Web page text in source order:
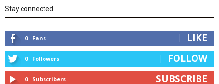
Stay connected
0 Fans LIKE
0 Followers FOLLOW
0 Subscribers SUBSCRIBE